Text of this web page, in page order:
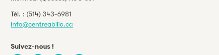
Tél. : (514) 343-6981
info@centreabilio.ca
Suivez-nous !